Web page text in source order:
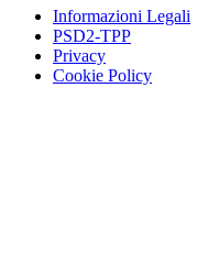
Informazioni Legali
PSD2-TPP
Privacy
Cookie Policy